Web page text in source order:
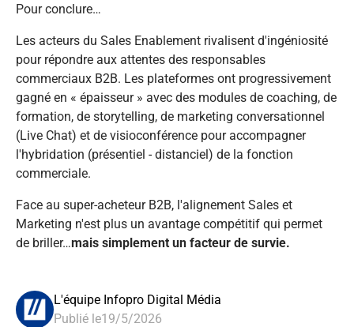
Pour conclure…​
Les acteurs du Sales Enablement rivalisent d'ingéniosité
pour répondre aux attentes des responsables
commerciaux B2B. Les plateformes ont progressivement
gagné en « épaisseur » avec des modules de coaching, de
formation, de storytelling, de marketing conversationnel
(Live Chat) et de visioconférence pour accompagner
l'hybridation (présentiel - distanciel) de la fonction
commerciale.
Face au super-acheteur B2B, l'alignement Sales et
Marketing n'est plus un avantage compétitif qui permet
de briller…mais simplement un facteur de survie.
L'équipe Infopro Digital Média
Publié le19/5/2026